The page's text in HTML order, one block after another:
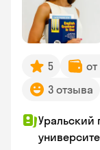
5 от
3 отзыва
Уральский